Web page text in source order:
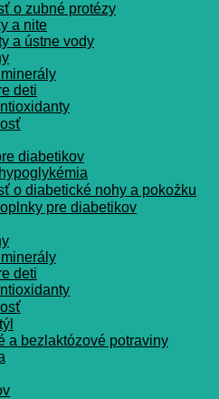
o zubné protézy
a nite
a ústne vody
deti
diabetikov
o diabetické nohy a pokožku
pre diabetikov
deti
a bezlaktózové potraviny